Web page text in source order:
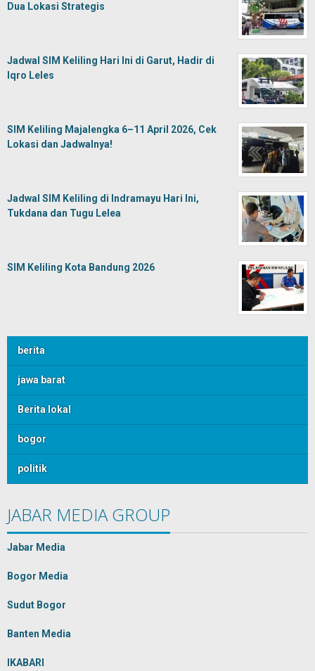
Dua Lokasi Strategis
Jadwal SIM Keliling Hari Ini di Garut, Hadir di
Iqro Leles
SIM Keliling Majalengka 6–11 April 2026, Cek
Lokasi dan Jadwalnya!
Jadwal SIM Keliling di Indramayu Hari Ini,
Tukdana dan Tugu Lelea
SIM Keliling Kota Bandung 2026
berita
jawa barat
Berita lokal
bogor
politik
JABAR MEDIA GROUP
Jabar Media
Bogor Media
Sudut Bogor
Banten Media
IKABARI